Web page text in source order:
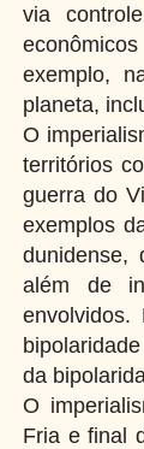
via
exemplo,
planeta,
O
territórios
guerra do
exemplos
dunidense,
além de
da
O
Fria e final